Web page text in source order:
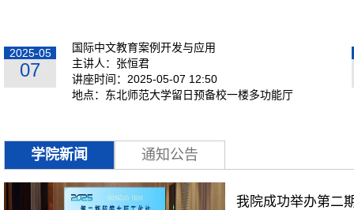
2025-05
07
国际中文教育案例开发与应用
主讲人：张恒君
讲座时间：2025-05-07 12:50
地点：东北师范大学留日预备校一楼多功能厅
学院新闻 通知公告
我院成功举办第二